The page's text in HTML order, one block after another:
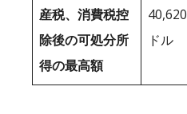
産税、消費税控
除後の可処分所
得の最高額
40,620
ドル